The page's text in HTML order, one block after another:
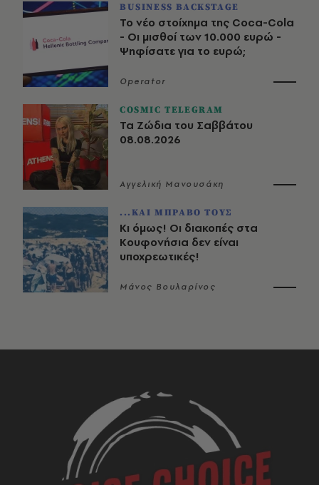
BUSINESS BACKSTAGE
Το νέο στοίχημα της Coca-Cola
- Οι μισθοί των 10.000 ευρώ -
Ψηφίσατε για το ευρώ;
Operator
COSMIC TELEGRAM
Τα Ζώδια του Σαββάτου
08.08.2026
Αγγελική Μανουσάκη
...ΚΑΙ ΜΠΡΑΒΟ ΤΟΥΣ
Κι όμως! Οι διακοπές στα
Κουφονήσια δεν είναι
υποχρεωτικές!
Μάνος Βουλαρίνος